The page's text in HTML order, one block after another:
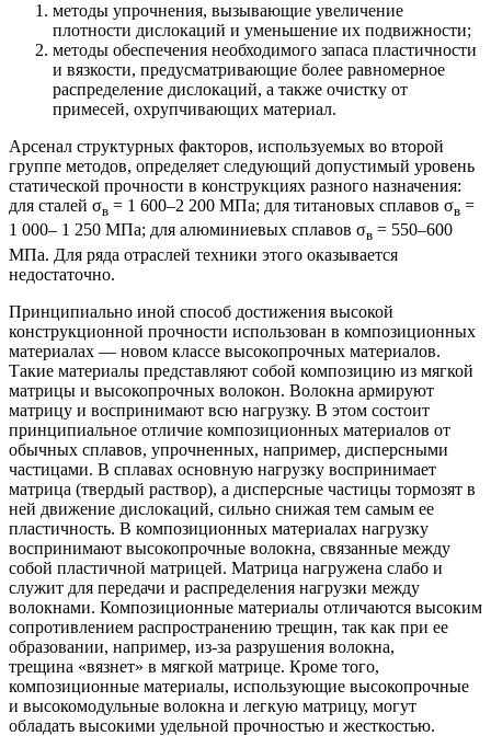
методы упрочнения, вызывающие увеличение
плотности дислокаций и уменьшение их подвижности;
методы обеспечения необходимого запаса пластичности
и вязкости, предусматривающие более равномерное
распределение дислокаций, а также очистку от
примесей, охрупчивающих материал.
Арсенал структурных факторов, используемых во второй
группе методов, определяет следующий допустимый уровень
статической прочности в конструкциях разного назначения:
для сталей σв = 1 600–2 200 МПа; для титановых сплавов σв =
1 000– 1 250 МПа; для алюминиевых сплавов σв = 550–600
МПа. Для ряда отраслей техники этого оказывается
недостаточно.
Принципиально иной способ достижения высокой
конструкционной прочности использован в композиционных
материалах — новом классе высокопрочных материалов.
Такие материалы представляют собой композицию из мягкой
матрицы и высокопрочных волокон. Волокна армируют
матрицу и воспринимают всю нагрузку. В этом состоит
принципиальное отличие композиционных материалов от
обычных сплавов, упрочненных, например, дисперсными
частицами. В сплавах основную нагрузку воспринимает
матрица (твердый раствор), а дисперсные частицы тормозят в
ней движение дислокаций, сильно снижая тем самым ее
пластичность. В композиционных материалах нагрузку
воспринимают высокопрочные волокна, связанные между
собой пластичной матрицей. Матрица нагружена слабо и
служит для передачи и распределения нагрузки между
волокнами. Композиционные материалы отличаются высоким
сопротивлением распространению трещин, так как при ее
образовании, например, из-за разрушения волокна,
трещина «вязнет» в мягкой матрице. Кроме того,
композиционные материалы, использующие высокопрочные
и высокомодульные волокна и легкую матрицу, могут
обладать высокими удельной прочностью и жесткостью.